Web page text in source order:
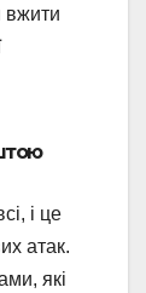
вжити
і це
атак.
які